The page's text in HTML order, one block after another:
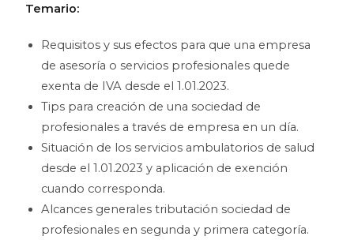
Temario:
Requisitos y sus efectos para que una empresa
de asesoría o servicios profesionales quede
exenta de IVA desde el 1.01.2023.
Tips para creación de una sociedad de
profesionales a través de empresa en un día.
Situación de los servicios ambulatorios de salud
desde el 1.01.2023 y aplicación de exención
cuando corresponda.
Alcances generales tributación sociedad de
profesionales en segunda y primera categoría.